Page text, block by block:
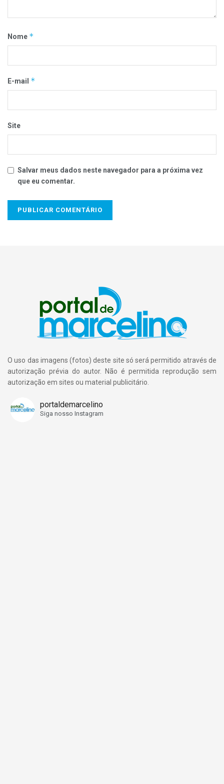
Nome *
E-mail *
Site
Salvar meus dados neste navegador para a próxima vez
que eu comentar.
O uso das imagens (fotos) deste site só será permitido através de
autorização prévia do autor. Não é permitida reprodução sem
autorização em sites ou material publicitário.
portaldemarcelino
Siga nosso Instagram